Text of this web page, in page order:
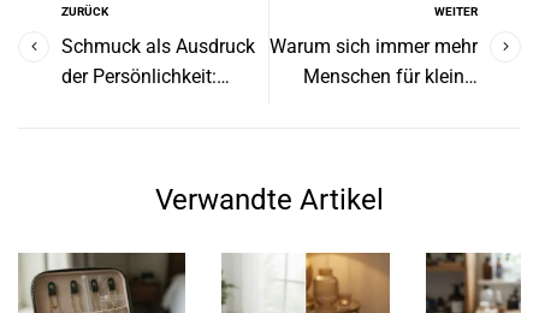
ZURÜCK
Schmuck als Ausdruck
der Persönlichkeit:
WEITER
Warum sich immer mehr
Menschen für kleine,
Verwandte Artikel